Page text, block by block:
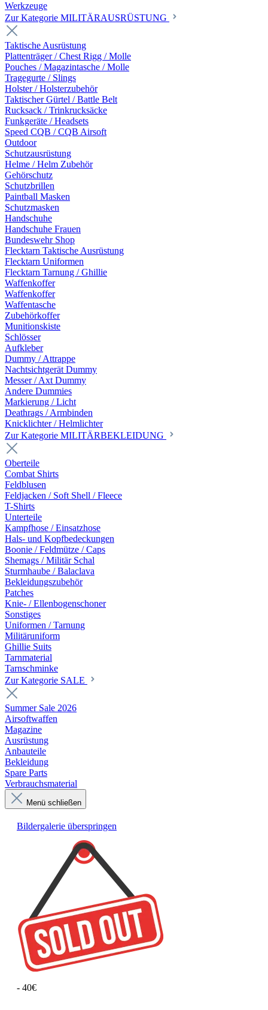
Werkzeuge
Zur Kategorie MILITÄRAUSRÜSTUNG
Taktische Ausrüstung
Plattenträger / Chest Rigg / Molle
Pouches / Magazintasche / Molle
Tragegurte / Slings
Holster / Holsterzubehör
Taktischer Gürtel / Battle Belt
Rucksack / Trinkrucksäcke
Funkgeräte / Headsets
Speed CQB / CQB Airsoft
Outdoor
Schutzausrüstung
Helme / Helm Zubehör
Gehörschutz
Schutzbrillen
Paintball Masken
Schutzmasken
Handschuhe
Handschuhe Frauen
Bundeswehr Shop
Flecktarn Taktische Ausrüstung
Flecktarn Uniformen
Flecktarn Tarnung / Ghillie
Waffenkoffer
Waffenkoffer
Waffentasche
Zubehörkoffer
Munitionskiste
Schlösser
Aufkleber
Dummy / Attrappe
Nachtsichtgerät Dummy
Messer / Axt Dummy
Andere Dummies
Markierung / Licht
Deathrags / Armbinden
Knicklichter / Helmlichter
Zur Kategorie MILITÄRBEKLEIDUNG
Oberteile
Combat Shirts
Feldblusen
Feldjacken / Soft Shell / Fleece
T-Shirts
Unterteile
Kampfhose / Einsatzhose
Hals- und Kopfbedeckungen
Boonie / Feldmütze / Caps
Shemags / Militär Schal
Sturmhaube / Balaclava
Bekleidungszubehör
Patches
Knie- / Ellenbogenschoner
Sonstiges
Uniformen / Tarnung
Militäruniform
Ghillie Suits
Tarnmaterial
Tarnschminke
Zur Kategorie SALE
Summer Sale 2026
Airsoftwaffen
Magazine
Ausrüstung
Anbauteile
Bekleidung
Spare Parts
Verbrauchsmaterial
Menü schließen
Bildergalerie überspringen
- 40€